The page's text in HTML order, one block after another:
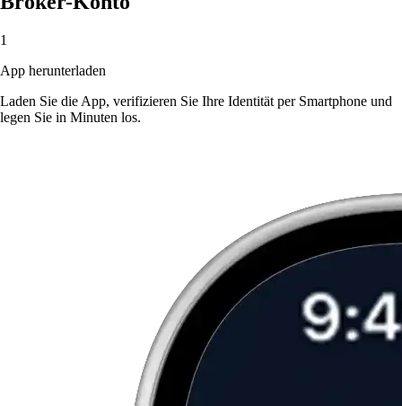
1
App herunterladen
Laden Sie die App, verifizieren Sie Ihre Identität per Smartphone und
legen Sie in Minuten los.